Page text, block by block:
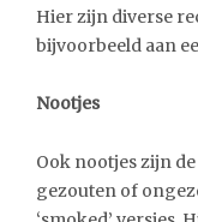
Hier zijn diverse
bijvoorbeeld aan
Nootjes
Ook nootjes zijn
gezouten of